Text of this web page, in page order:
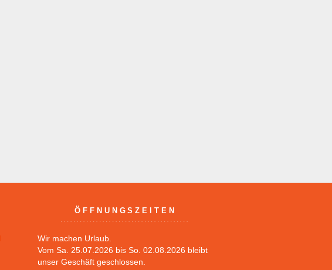
ÖFFNUNGSZEITEN
Wir machen Urlaub.
Vom Sa. 25.07.2026 bis So. 02.08.2026 bleibt
unser Geschäft geschlossen.